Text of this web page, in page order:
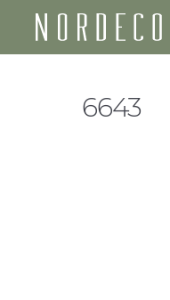
Nordecor
6643